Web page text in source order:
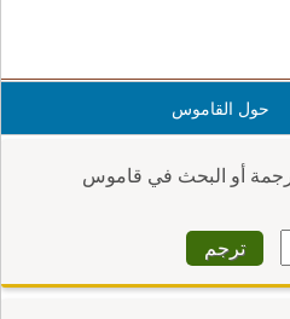
حول القاموس
أو البحث في قاموس